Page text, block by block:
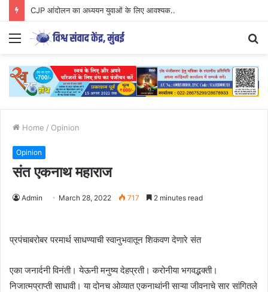
CJP आंदोलन का अध्ययन युवाओं के लिए आवश्यक..
Menu
Home / Opinion
Opinion
संत एकनाथ महाराज
Admin March 28, 2022 717 2 minutes read
प्रपंचाबरोबर परमार्थ साधण्याची स्वानुभवातून शिकवण देणारे संत
एका जनार्दनी विनंती। येऊनी मनुष्य देहप्रती। करोनीया भगवद्भक्ती।
निजात्मप्राप्ती साधावी। या दोनच ओव्यात एकनाथांनी साऱ्या जीवनाचे सार सांगितले